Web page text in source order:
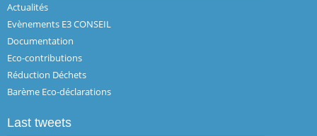
Actualités
Evènements E3 CONSEIL
Documentation
Eco-contributions
Réduction Déchets
Barème Eco-déclarations
Last tweets